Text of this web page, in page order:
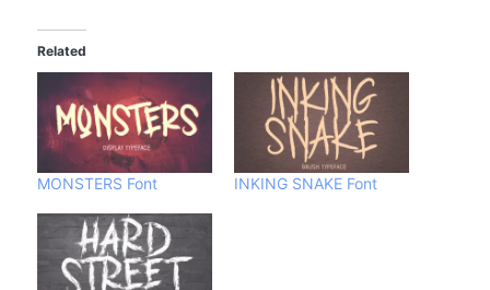
Related
MONSTERS Font INKING SNAKE Font